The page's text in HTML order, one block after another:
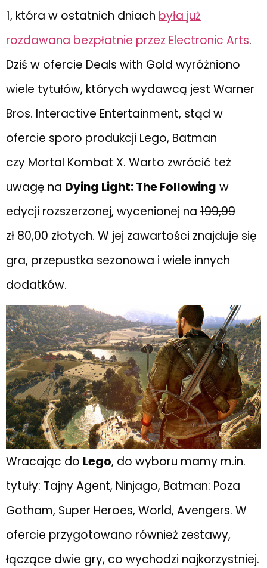
1, która w ostatnich dniach była już
rozdawana bezpłatnie przez Electronic Arts.
Dziś w ofercie Deals with Gold wyróżniono
wiele tytułów, których wydawcą jest Warner
Bros. Interactive Entertainment, stąd w
ofercie sporo produkcji Lego, Batman
czy Mortal Kombat X. Warto zwrócić też
uwagę na Dying Light: The Following w
edycji rozszerzonej, wycenionej na 199,99
zł 80,00 złotych. W jej zawartości znajduje się
gra, przepustka sezonowa i wiele innych
dodatków.
Wracając do Lego, do wyboru mamy m.in.
tytuły: Tajny Agent, Ninjago, Batman: Poza
Gotham, Super Heroes, World, Avengers. W
ofercie przygotowano również zestawy,
łączące dwie gry, co wychodzi najkorzystniej.